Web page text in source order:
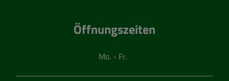
Öffnungszeiten
Mo. - Fr.